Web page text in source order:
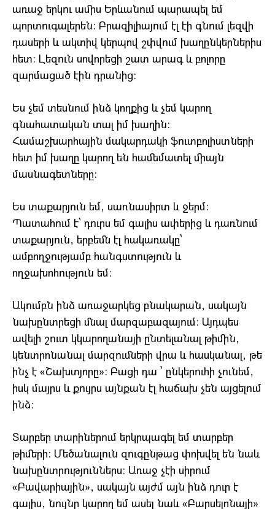
առաջ երկու ամիս Երևանում պարապել եմ
պորտուգալերեն: Բրազիլիայում էլ էի գնում լեզվի
դասերի և ակտիվ կերպով շփվում խաղընկերներիս
հետ: Լեզուն սովորեցի շատ արագ և բոլորը
զարմացած էին դրանից:
Ես չեմ տեսնում ինձ կողքից և չեմ կարող
գնահատական տալ իմ խաղին:
Համաշխարհային մակարդակի ֆուտբոլիստների
հետ իմ խաղը կարող են համեմատել միայն
մասնագետները:
Ես տաքարյուն եմ, սառնասիրտ և ջերմ:
Պատահում է՝ դուրս եմ գալիս ափերից և դառնում
տաքարյուն, երբեմն էլ հակառակը՝
ամբողջությամբ հանգստություն և
ողջախոհություն եմ:
Ակումբն ինձ առաջարկեց բնակարան, սակայն
նախընտրեցի մնալ մարզաբազայում: Այդպես
ավելի շուտ կկարողանայի ընտելանալ թիմին,
կենտրոնանալ մարզումների վրա և հասկանալ, թե
ինչ է «Շախտյորը»: Բացի դա ՝ ընկերուհի չունեմ,
իսկ մայրս և քույրս այնքան էլ հաճախ չեն այցելում
ինձ:
Տարբեր տարիներում երկրպագել եմ տարբեր
թիմերի: Մեծանալուն զուգընթաց փոխվել են նաև
նախընտրություններս: Առաջ չէի սիրում
«Բավարիային», սակայն այժմ այն ինձ դուր է
գալիս, նույնը կարող եմ ասել նաև «Բարսելոնայի»